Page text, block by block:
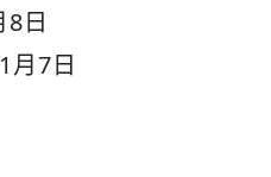
日
月7日